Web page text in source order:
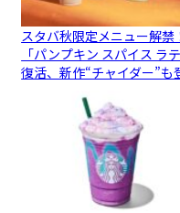
スタバ秋限定メニュー解禁
「パンプキン スパイス ラテ
復活、新作“チャイダー”も